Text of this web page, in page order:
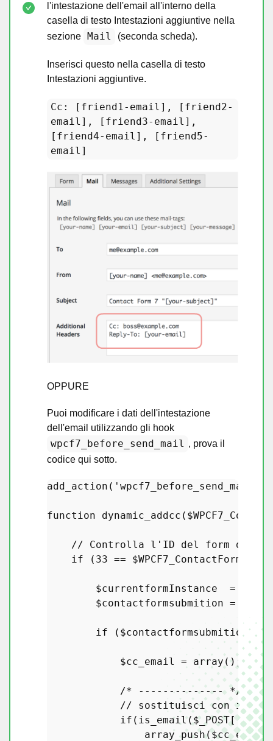
l'intestazione dell'email all'interno della
casella di testo Intestazioni aggiuntive nella
sezione Mail (seconda scheda).
Inserisci questo nella casella di testo
Intestazioni aggiuntive.
Cc: [friend1-email], [friend2-
email], [friend3-email],
[friend4-email], [friend5-
email]
OPPURE
Puoi modificare i dati dell'intestazione
dell'email utilizzando gli hook
wpcf7_before_send_mail , prova il
codice qui sotto.
add_action ( 'wpcf7_before_send_mail'
function dynamic_addcc (
// Controlla l'ID del form di
if ( 33 == $WPCF7_ContactForm
$currentformInstance
  =
$contactformsubmition =
if ( $contactformsubmition ) {
$cc_email = array ();
/* -------------- */
// sostituisci con i nomi
if ( is_email($_POST[
array_push($cc_email